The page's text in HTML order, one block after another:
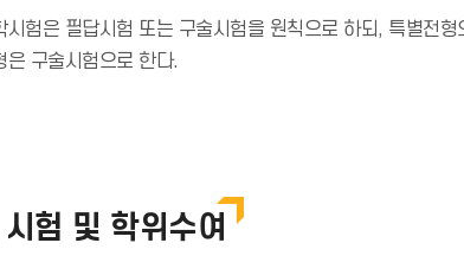
험은 필답시험 또는 구술시험을 원칙으로 하되, 특별전
구술시험으로 한다.
험 및 학위수여